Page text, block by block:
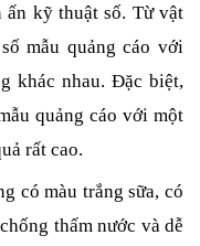
kỹ thuật số. Từ vật
mẫu quảng cáo với
khác nhau. Đặc biệt,
quảng cáo với một
rất cao.
có màu trắng sữa, có
thấm nước và dễ